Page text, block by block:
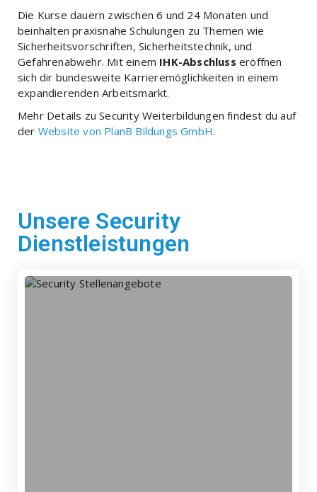
Die Kurse dauern zwischen 6 und 24 Monaten und
beinhalten praxisnahe Schulungen zu Themen wie
Sicherheitsvorschriften, Sicherheitstechnik, und
Gefahrenabwehr. Mit einem IHK-Abschluss eröffnen
sich dir bundesweite Karrieremöglichkeiten in einem
expandierenden Arbeitsmarkt.
Mehr Details zu Security Weiterbildungen findest du auf
der Website von PlanB Bildungs GmbH.
Unsere Security
Dienstleistungen